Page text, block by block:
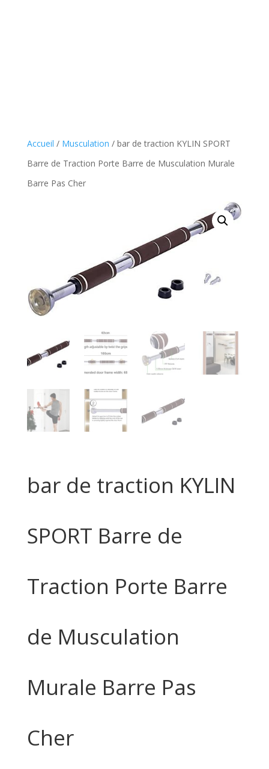
Accueil / Musculation / bar de traction KYLIN SPORT
Barre de Traction Porte Barre de Musculation Murale
Barre Pas Cher
bar de traction KYLIN
SPORT Barre de
Traction Porte Barre
de Musculation
Murale Barre Pas
Cher